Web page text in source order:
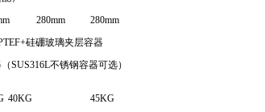
280mm
280mm
硅硼玻璃夹层容器
SUS316L不锈钢容器可选）
40KG 45KG